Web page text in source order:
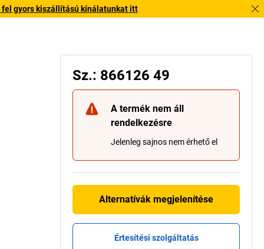
fel gyors kiszállítású kínálatunkat itt
Sz.: 866126 49
A termék nem áll
rendelkezésre
Jelenleg sajnos nem érhető el
Alternatívák megjelenítése
Értesítési szolgáltatás